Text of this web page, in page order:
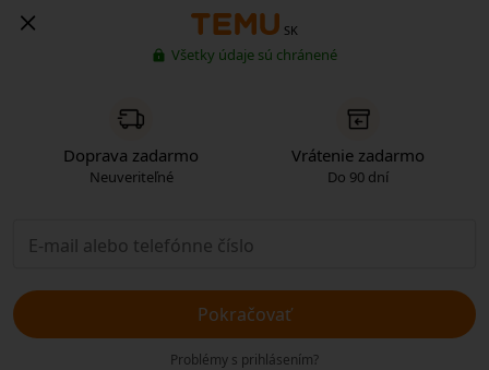
SK
Všetky údaje sú chránené
Doprava zadarmo
Neuveriteľné
Vrátenie zadarmo
Do 90 dní
Pokračovať
Problémy s prihlásením?